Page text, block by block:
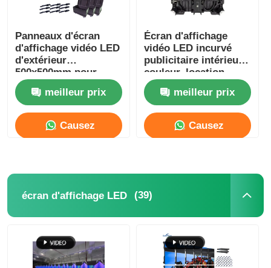
Panneaux d'écran
d'affichage vidéo LED
d'extérieur
500x500mm pour
scène P3.91
meilleur prix
Causez
Écran d'affichage
vidéo LED incurvé
publicitaire intérieur
couleur, location,
800mcd-1000mcd
meilleur prix
Causez
écran d'affichage LED (39)